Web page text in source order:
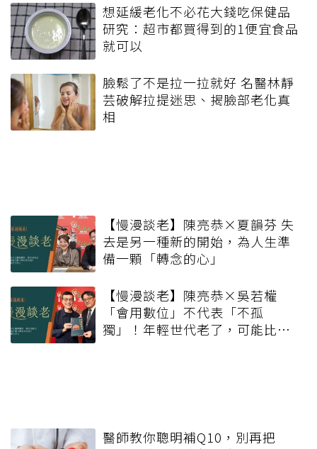
想延緩老化不必花大錢吃保健品
研究：超市都買得到的1便宜食品
就可以
臉鬆了不是拉一拉就好 名醫林靜
芸破解拉提迷思、揭臉部老化真
相
【慢漫談老】陳亮恭×夏韻芬 失
去是另一種新的開始，為人生準
備一顆「轉念的心」
【慢漫談老】陳亮恭×吳若權
「會用數位」不代表「不孤
獨」！年輕世代老了，可能比想
醫師教你聰明補Q10，別再把